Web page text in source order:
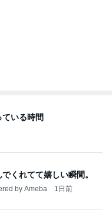
ている時間
くれてて嬉しい瞬間。
by Ameba 1日前